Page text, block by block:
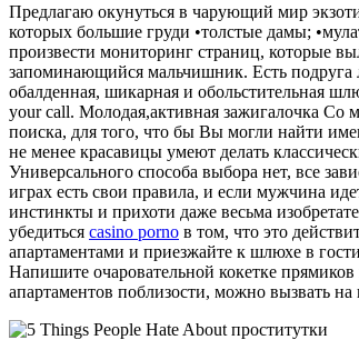
Предлагаю окунуться в чарующий мир
которых большие груди •толстые дамы;
произвести мониторинг страниц, которые
запоминающийся мальчишник. Есть
обалденная, шикарная и обольстительная
your call. Молодая,активная зажигалочка Со
поиска, для того, что бы Вы могли найти
не менее красавицы умеют делать
Универсального способа выбора нет, все
играх есть свои правила, и если мужчина
инстинкты и прихоти даже весьма
убедиться casino porno в том, что это
апартаментами и приезжайте к шлюхе в
Напишите очаровательной кокетке
апартаментов поблизости, можно вызвать на